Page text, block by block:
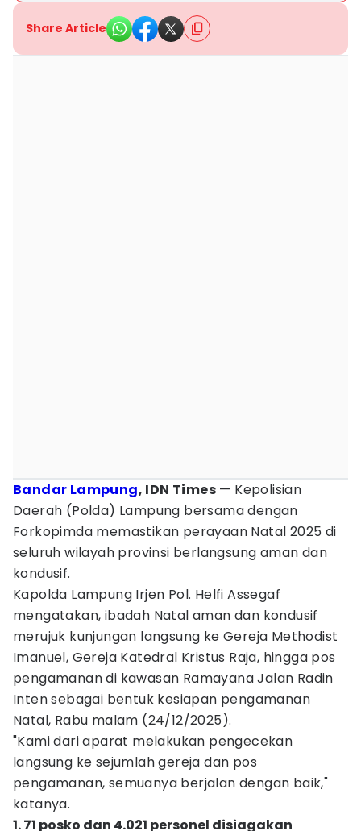
Share Article
Bandar Lampung, IDN Times — Kepolisian
Daerah (Polda) Lampung bersama dengan
Forkopimda memastikan perayaan Natal 2025 di
seluruh wilayah provinsi berlangsung aman dan
kondusif.
Kapolda Lampung Irjen Pol. Helfi Assegaf
mengatakan, ibadah Natal aman dan kondusif
merujuk kunjungan langsung ke Gereja Methodist
Imanuel, Gereja Katedral Kristus Raja, hingga pos
pengamanan di kawasan Ramayana Jalan Radin
Inten sebagai bentuk kesiapan pengamanan
Natal, Rabu malam (24/12/2025).
"Kami dari aparat melakukan pengecekan
langsung ke sejumlah gereja dan pos
pengamanan, semuanya berjalan dengan baik,"
katanya.
1. 71 posko dan 4.021 personel disiagakan